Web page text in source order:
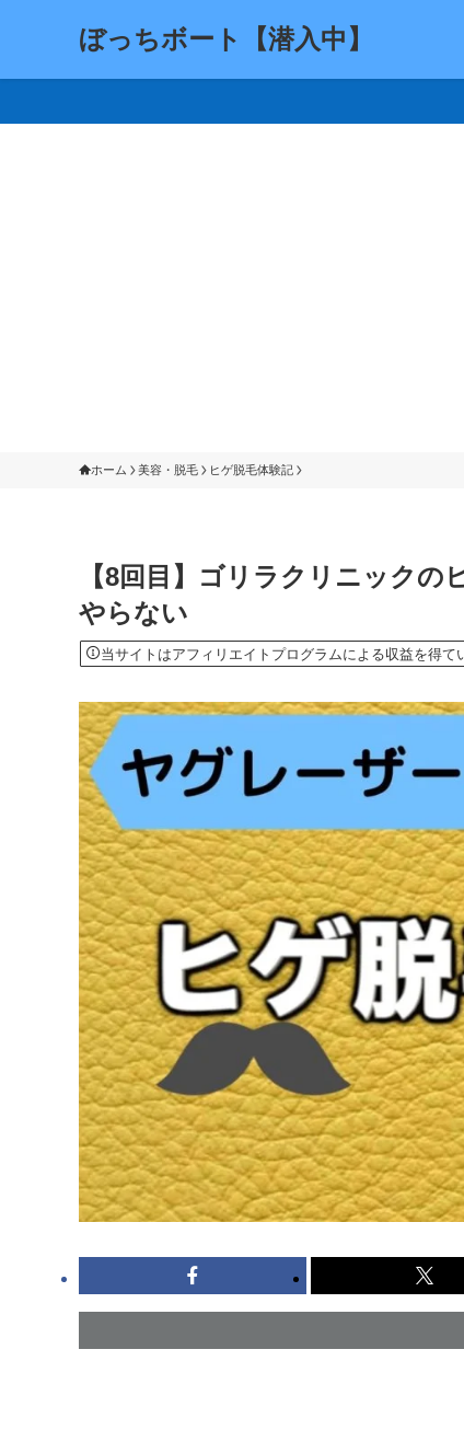
ぼっちボート【潜入中】
ホーム 美容・脱毛 ヒゲ脱毛体験記
【8回目】ゴリラクリニックの
やらない
当サイトはアフィリエイトプログラムによる収益を得て